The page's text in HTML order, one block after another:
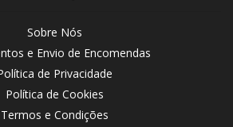
Sobre Nós
e Envio de Encomendas
de Privacidade
Política de Cookies
Termos e Condições